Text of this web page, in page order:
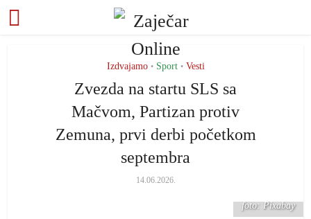
Izdvajamo • Sport • Vesti
Zvezda na startu SLS sa
Mačvom, Partizan protiv
Zemuna, prvi derbi početkom
septembra
14.06.2026.
foto: Pixabay